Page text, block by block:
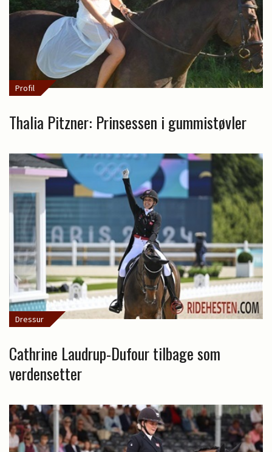
Profil
Thalia Pitzner: Prinsessen i gummistøvler
Dressur
Cathrine Laudrup-Dufour tilbage som
verdensetter